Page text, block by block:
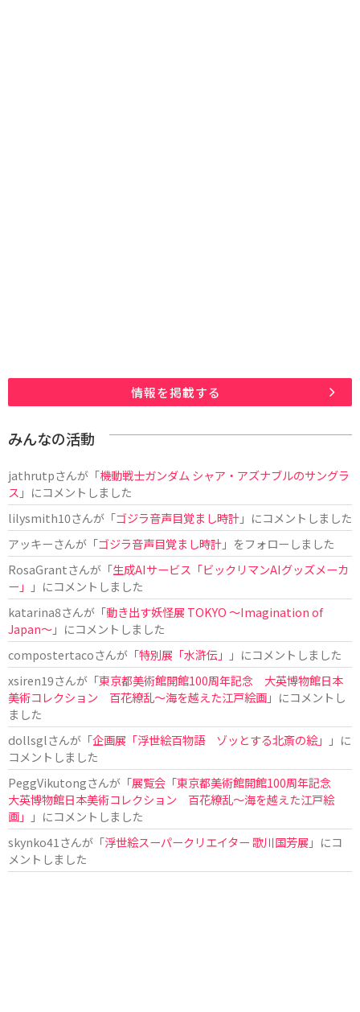
情報を掲載する
みんなの活動
jathrutpさんが「機動戦士ガンダム シャア・アズナブルのサングラ
ス 」にコメントしました
lilysmith10さんが「ゴジラ音声目覚まし時計」にコメントしました
アッキーさんが「ゴジラ音声目覚まし時計」をフォローしました
RosaGrantさんが「生成AIサービス「ビックリマンAIグッズメーカ
ー」
」にコメントしました
katarina8さんが「動き出す妖怪展 TOKYO 〜Imagination of
Japan〜」にコメントしました
compostertacoさんが「特別展「水滸伝」
」にコメントしました
xsiren19さんが「東京都美術館開館100周年記念 大英博物館日本
美術コレクション 百花繚乱～海を越えた江戸絵画」にコメントし
ました
dollsglさんが「企画展「浮世絵百物語 ゾッとする北斎の絵」
」に
コメントしました
PeggVikutongさんが「展覧会「東京都美術館開館100周年記念
大英博物館日本美術コレクション 百花繚乱〜海を越えた江戸絵
画」
」にコメントしました
skynko41 さんが「浮世絵スーパークリエイター 歌川国芳展 」にコ
メントしました